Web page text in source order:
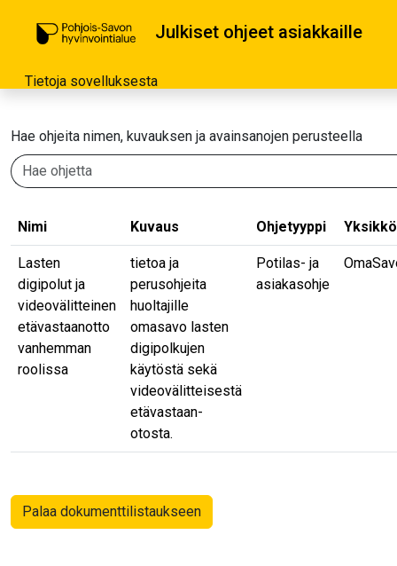
Julkiset ohjeet asiakkaille
Tietoja sovelluksesta
Hae ohjeita nimen, kuvauksen ja avainsanojen perusteella
Nimi Kuvaus Ohjetyyppi Yksikkö
Lasten
digipolut ja
videovälitteinen
etävastaanotto
vanhemman
roolissa
tietoa ja
perusohjeita
huoltajille
omasavo lasten
digipolkujen
käytöstä sekä
videovälitteisestä
etävastaan-
otosta.
Potilas- ja
asiakasohje
Palaa dokumenttilistaukseen